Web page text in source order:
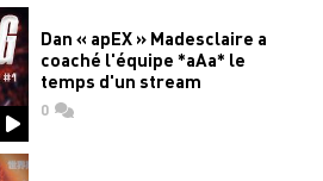
Dan « apEX » Madesclaire a
coaché l'équipe *aAa* le
temps d'un stream
0commentaires